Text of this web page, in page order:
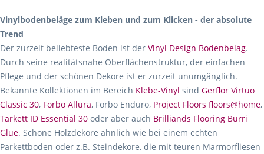
Vinylbodenbeläge zum Kleben und zum Klicken - der absolute
Trend
Der zurzeit beliebteste Boden ist der Vinyl Design Bodenbelag.
Durch seine realitätsnahe Oberflächenstruktur, der einfachen
Pflege und der schönen Dekore ist er zurzeit unumgänglich.
Bekannte Kollektionen im Bereich Klebe-Vinyl sind Gerflor Virtuo
Classic 30, Forbo Allura, Forbo Enduro, Project Floors floors@home,
Tarkett ID Essential 30 oder aber auch Brilliands Flooring Burri
Glue. Schöne Holzdekore ähnlich wie bei einem echten
Parkettboden oder z.B. Steindekore, die mit teuren Marmorfliesen